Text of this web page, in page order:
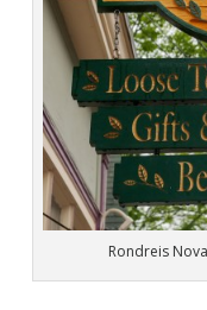
Rondreis